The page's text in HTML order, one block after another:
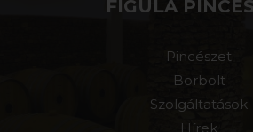
FIGULA
Pincészet
Borbolt
Szolgáltatások
Hírek